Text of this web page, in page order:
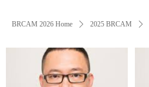
BRCAM 2026 Home ꄲ 2025 BRCAM ꄲ